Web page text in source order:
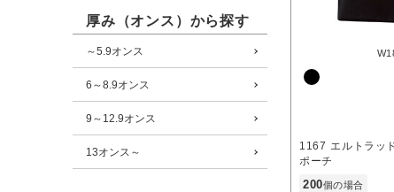
厚み（オンス）から探す
～5.9オンス
6～8.9オンス
9～12.9オンス
13オンス～ 1167 エルトラッ
ポーチ
200個の場合